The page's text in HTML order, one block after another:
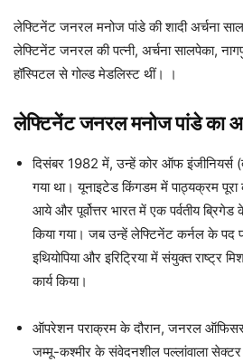
लेफ्टिनेंट जनरल मनोज पांडे की शादी अर्चना
लेफ्टिनेंट जनरल की पत्नी, अर्चना सालपेका,
हॉस्पिटल से गोल्ड मेडलिस्ट थीं। ।
लेफ्टिनेंट जनरल मनोज पांडे का
दिसंबर 1982 में, उन्हें कोर ऑफ इंजीनियर्स
गया था। यूनाइटेड किंगडम में पाठ्यक्रम
आये और पूर्वोत्तर भारत में एक पर्वतीय
किया गया। जब उन्हें लेफ्टिनेंट कर्नल के पद
इथियोपिया और इरिट्रिया में संयुक्त राष्ट्र
कार्य किया।
ऑपरेशन पराक्रम के दौरान, जनरल
जम्मू-कश्मीर के संवेदनशील पल्लांवाला